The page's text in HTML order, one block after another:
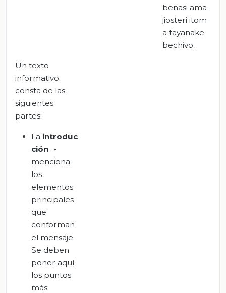
benasi ama
jiosteri itom
a tayanake
bechivo.
Un texto
informativo
consta de las
siguientes
partes:
La introduc
ción . -
menciona
los
elementos
principales
que
conforman
el mensaje.
Se deben
poner aquí
los puntos
más